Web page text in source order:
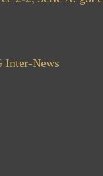
Inter-News